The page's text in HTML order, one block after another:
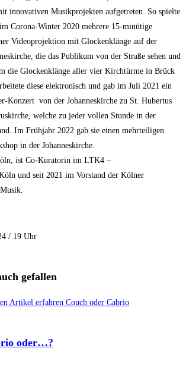
innovativen Musikprojekten aufgetreten. So spielte
Corona-Winter 2020 mehrere 15-minütige
Videoprojektion mit Glockenklänge auf der
die das Publikum von der Straße sehen und
die Glockenklänge aller vier Kirchtürme in Brück
diese elektronisch und gab im Juli 2021 ein
Konzert von der Johanneskirche zu St. Hubertus
welche zu jeder vollen Stunde in der
Im Frühjahr 2022 gab sie einen mehrteiligen
in der Johanneskirche.
ist Co-Kuratorin im LTK4 –
und seit 2021 im Vorstand der Kölner
/ 19 Uhr
gefallen
oder…?